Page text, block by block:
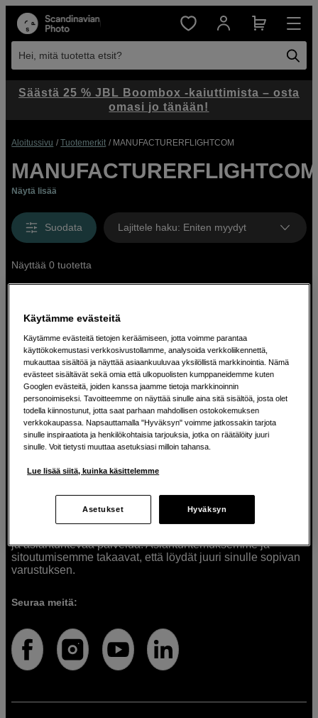
Hei, mitä tuotetta etsit?
Aloitussivu Tuotemerkit MANUFACTURERFLIGHTCOM
MANUFACTURERFLIGHTCOM
Näytä lisää
Suodata Lajittele haku: Eniten myydyt
Näyttää 0 tuotetta
Ratkaisuja luoville ihmisille jo vuodesta
1982
Olemme Scandinavian Photolla jo yli 40 vuoden ajan
auttaneet luovia ihmisiä toteuttamaan visioitaan.
Tarjoamme inspiraatiota, asiantuntemusta ja tuotteita
muun muassa valokuvauksen, äänen, videokuvauksen ja
musiikin ja taiteen harrastajia. Oikeilla työkaluilla ideat
muuttuvat todellisuudeksi. Autamme sinua valitsemaan
ja asiantuntevaa palvelua. Asiantuntemuksemme ja
sitoutumisemme takaavat, että löydät juuri sinulle sopivan
varustuksen.
Seuraa meitä:
Säästä 25 % JBL Boombox -kaiuttimista – osta
omasi jo tänään!
Käytämme evästeitä
Käytämme evästeitä tietojen keräämiseen, jotta voimme parantaa
käyttökokemustasi verkkosivustollamme, analysoida verkkoliikennettä,
mukauttaa sisältöä ja näyttää asiaankuuluvaa yksilöllistä markkinointia. Nämä
evästeet sisältävät sekä omia että ulkopuolisten kumppaneidemme kuten
Googlen evästeitä, joiden kanssa jaamme tietoja markkinoinnin
personoimiseksi. Tavoitteemme on näyttää sinulle aina sitä sisältöä, josta olet
todella kiinnostunut, jotta saat parhaan mahdollisen ostokokemuksen
verkkokaupassa. Napsauttamalla "Hyväksyn" voimme jatkossakin tarjota
sinulle inspiraatiota ja henkilökohtaisia tarjouksia, jotka on räätälöity juuri
sinulle. Voit tietysti muuttaa asetuksiasi milloin tahansa.
Lue lisää siitä, kuinka käsittelemme
Asetukset Hyväksyn